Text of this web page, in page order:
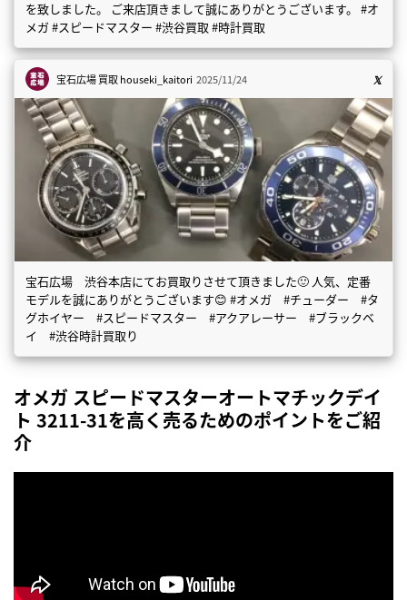
を致しました。 ご来店頂きまして誠にありがとうございます。 #オ
メガ #スピードマスター #渋谷買取 #時計買取
宝石広場 買取houseki_kaitori 2025/11/24
宝石広場 渋谷本店にてお買取りさせて頂きました🙂 人気、定番
モデルを誠にありがとうございます😊 #オメガ #チューダー #タ
グホイヤー #スピードマスター #アクアレーサー #ブラックベ
イ #渋谷時計買取り
オメガ スピードマスターオートマチックデイ
ト 3211-31を高く売るためのポイントをご紹
介